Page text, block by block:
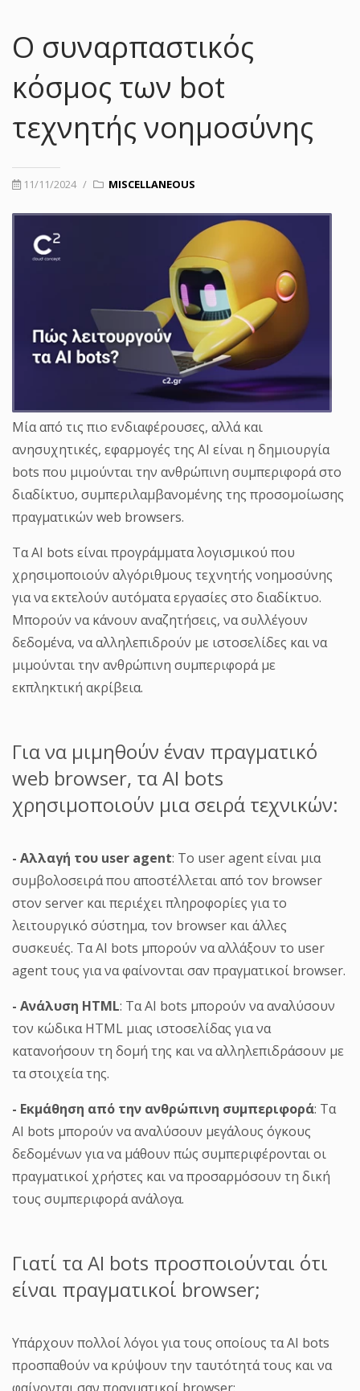
Ο συναρπαστικός
κόσμος των bot
τεχνητής νοημοσύνης
11/11/2024 / MISCELLANEOUS
Μία από τις πιο ενδιαφέρουσες, αλλά και
ανησυχητικές, εφαρμογές της AI είναι η δημιουργία
bots που μιμούνται την ανθρώπινη συμπεριφορά στο
διαδίκτυο, συμπεριλαμβανομένης της προσομοίωσης
πραγματικών web browsers.
Τα AI bots είναι προγράμματα λογισμικού που
χρησιμοποιούν αλγόριθμους τεχνητής νοημοσύνης
για να εκτελούν αυτόματα εργασίες στο διαδίκτυο.
Μπορούν να κάνουν αναζητήσεις, να συλλέγουν
δεδομένα, να αλληλεπιδρούν με ιστοσελίδες και να
μιμούνται την ανθρώπινη συμπεριφορά με
εκπληκτική ακρίβεια.
Για να μιμηθούν έναν πραγματικό
web browser, τα AI bots
χρησιμοποιούν μια σειρά τεχνικών:
- Αλλαγή του user agent: Το user agent είναι μια
συμβολοσειρά που αποστέλλεται από τον browser
στον server και περιέχει πληροφορίες για το
λειτουργικό σύστημα, τον browser και άλλες
συσκευές. Τα AI bots μπορούν να αλλάξουν το user
agent τους για να φαίνονται σαν πραγματικοί browser.
- Ανάλυση HTML: Τα AI bots μπορούν να αναλύσουν
τον κώδικα HTML μιας ιστοσελίδας για να
κατανοήσουν τη δομή της και να αλληλεπιδράσουν με
τα στοιχεία της.
- Εκμάθηση από την ανθρώπινη συμπεριφορά: Τα
AI bots μπορούν να αναλύσουν μεγάλους όγκους
δεδομένων για να μάθουν πώς συμπεριφέρονται οι
πραγματικοί χρήστες και να προσαρμόσουν τη δική
τους συμπεριφορά ανάλογα.
Γιατί τα AI bots προσποιούνται ότι
είναι πραγματικοί browser;
Υπάρχουν πολλοί λόγοι για τους οποίους τα AI bots
προσπαθούν να κρύψουν την ταυτότητά τους και να